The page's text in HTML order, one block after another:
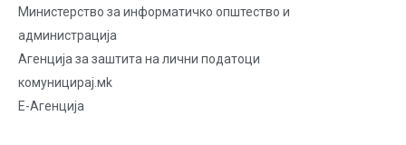
Министерство за информатичко општество и
администрација
Агенција за заштита на лични податоци
комуницирај.мk
Е-Агенција